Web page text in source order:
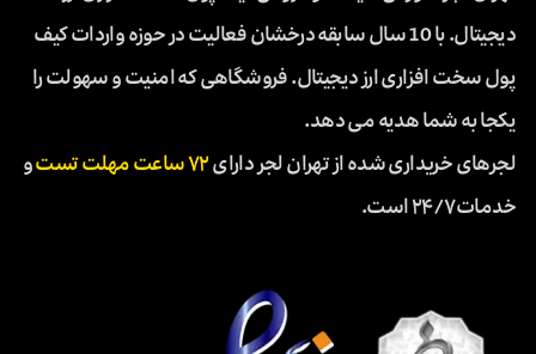
دیجیتال. با 10 سال سابقه درخشان فعالیت در حوزه واردات کیف
پول سخت افزاری ارز دیجیتال. فروشگاهی که امنیت و سهولت را
یکجا به شما هدیه می دهد.
لجرهای خریداری شده از تهران لجر دارای۷۲ ساعت مهلت تست
و
خدمات ۲۴/۷ است.